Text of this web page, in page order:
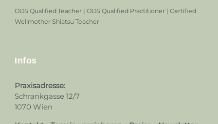
ÖDS Qualified Teacher | ÖDS Qualified Practitioner | Certified
Wellmother Shiatsu Teacher
Infos
Praxisadresse:
Schrankgasse 12/7
1070 Wien